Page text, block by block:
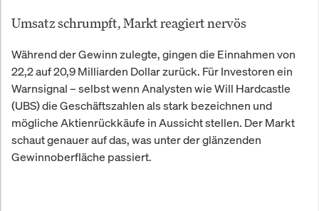
Umsatz schrumpft, Markt reagiert nervös
Während der Gewinn zulegte, gingen die Einnahmen von
22,2 auf 20,9 Milliarden Dollar zurück. Für Investoren ein
Warnsignal – selbst wenn Analysten wie Will Hardcastle
(UBS) die Geschäftszahlen als stark bezeichnen und
mögliche Aktienrückkäufe in Aussicht stellen. Der Markt
schaut genauer auf das, was unter der glänzenden
Gewinnoberfläche passiert.